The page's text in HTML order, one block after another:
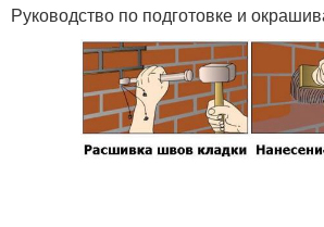
Руководство по подготовке и